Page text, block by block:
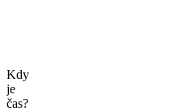
Kdy
je
čas?